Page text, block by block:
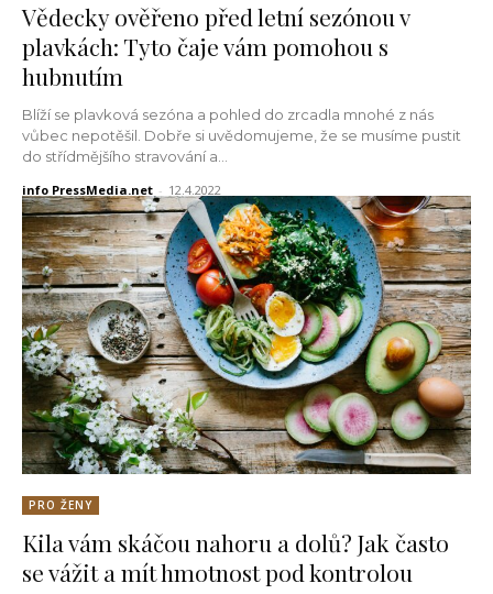
Vědecky ověřeno před letní sezónou v
plavkách: Tyto čaje vám pomohou s
hubnutím
Blíží se plavková sezóna a pohled do zrcadla mnohé z nás
vůbec nepotěšil. Dobře si uvědomujeme, že se musíme pustit
do střídmějšího stravování a...
info PressMedia.net - 12.4.2022
PRO ŽENY
Kila vám skáčou nahoru a dolů? Jak často
se vážit a mít hmotnost pod kontrolou